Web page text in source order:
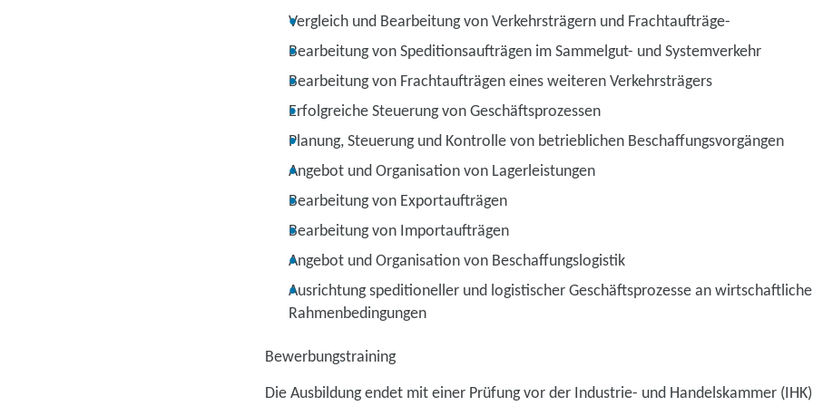
Vergleich und Bearbeitung von Verkehrsträgern und Frachtaufträge-
Bearbeitung von Speditionsaufträgen im Sammelgut- und Systemverkehr
Bearbeitung von Frachtaufträgen eines weiteren Verkehrsträgers
Erfolgreiche Steuerung von Geschäftsprozessen
Planung, Steuerung und Kontrolle von betrieblichen Beschaffungsvorgängen
Angebot und Organisation von Lagerleistungen
Bearbeitung von Exportaufträgen
Bearbeitung von Importaufträgen
Angebot und Organisation von Beschaffungslogistik
Ausrichtung speditioneller und logistischer Geschäftsprozesse an
Rahmenbedingungen
Bewerbungstraining
Die Ausbildung endet mit einer Prüfung vor der Industrie- und Handelskammer